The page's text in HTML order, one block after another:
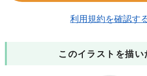
利用規約を確認す
このイラストを描い